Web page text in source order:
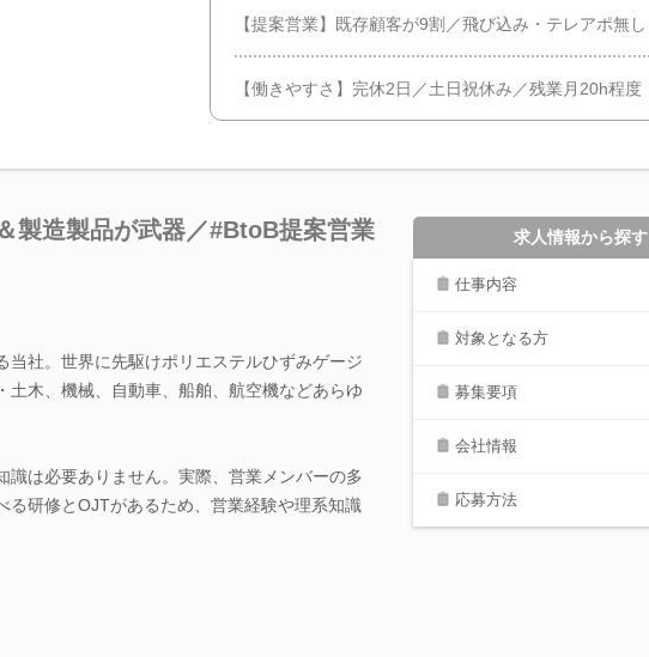
【提案営業】既存顧客が9割／飛び込み・テレアポ無し
【働きやすさ】完休2日／土日祝休み／残業月20h程度
製造製品が武器／#BtoB提案営業
社。世界に先駆けポリエステルひずみゲージ
木、機械、自動車、船舶、航空機などあらゆ
は必要ありません。実際、営業メンバーの多
る研修とOJTがあるため、営業経験や理系知識
求人情報から探す
仕事内容
対象となる方
募集要項
会社情報
応募方法